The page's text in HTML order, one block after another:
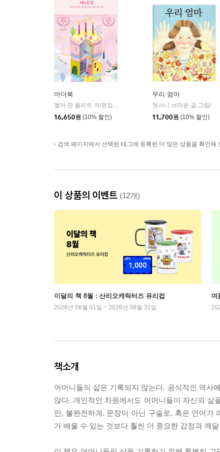
마더북
엘마 판 플리트 저/편집부 편
16,650원 (10% 할인)
우리 엄마
앤서니 브라운 글,그림/허은미 역
11,700원 (10% 할인)
검색 페이지에서 선택된 태그에 등록된 더 많은 상품을 확인해
이 상품의 이벤트 (12개)
이달의 책 8월 : 산리오캐릭터즈 유리컵
2026년 08월 01일 ~ 2026년 08월 31일
여
책소개
어머니들의 삶은 기록되지 않는다. 공식적인 역사
않다. 개인적인 차원에서도 어머니들이 자신의
만, 불완전하게, 문장이 아닌 구술로, 혹은 언어가
가 배울 수 있는 것보다 훨씬 더 중요한 감정과 깨